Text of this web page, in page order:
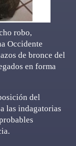
robo,
Occidente
de bronce del
en forma
del
las indagatorias